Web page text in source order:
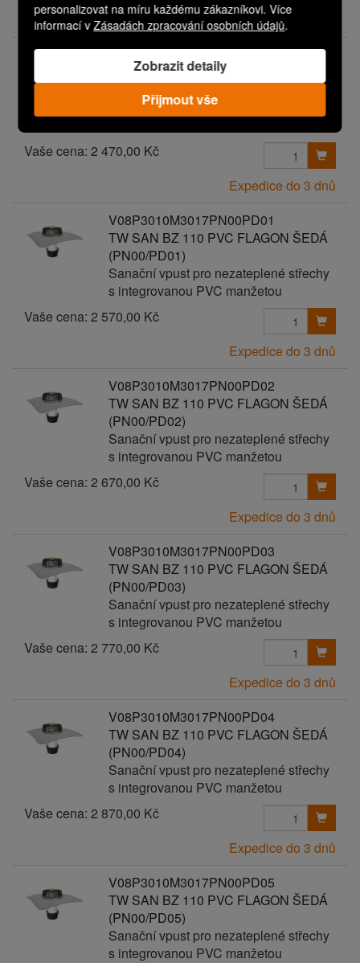
personalizovat na míru každému zákazníkovi. Více
informací vZásadách zpracování osobních údajů.
Zobrazit detaily
Přijmout vše
Expedice do 3 dnů
V08P3010M3017PN00PD00
TW SAN BZ 110 PVC FLAGON ŠEDÁ
Sanační vpust pro nezateplené střechy
s integrovanou PVC manžetou
Vaše cena: 2 470,00 Kč
Expedice do 3 dnů
V08P3010M3017PN00PD01
TW SAN BZ 110 PVC FLAGON ŠEDÁ
(PN00/PD01)
Sanační vpust pro nezateplené střechy
s integrovanou PVC manžetou
Vaše cena: 2 570,00 Kč
Expedice do 3 dnů
V08P3010M3017PN00PD02
TW SAN BZ 110 PVC FLAGON ŠEDÁ
(PN00/PD02)
Sanační vpust pro nezateplené střechy
s integrovanou PVC manžetou
Vaše cena: 2 670,00 Kč
Expedice do 3 dnů
V08P3010M3017PN00PD03
TW SAN BZ 110 PVC FLAGON ŠEDÁ
(PN00/PD03)
Sanační vpust pro nezateplené střechy
s integrovanou PVC manžetou
Vaše cena: 2 770,00 Kč
Expedice do 3 dnů
V08P3010M3017PN00PD04
TW SAN BZ 110 PVC FLAGON ŠEDÁ
(PN00/PD04)
Sanační vpust pro nezateplené střechy
s integrovanou PVC manžetou
Vaše cena: 2 870,00 Kč
Expedice do 3 dnů
V08P3010M3017PN00PD05
TW SAN BZ 110 PVC FLAGON ŠEDÁ
(PN00/PD05)
Sanační vpust pro nezateplené střechy
s integrovanou PVC manžetou